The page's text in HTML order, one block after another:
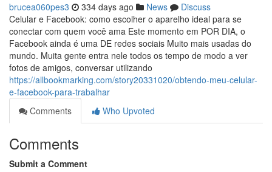
brucea060pes3 334 days ago News
Discuss
Celular e Facebook: como escolher o aparelho ideal para se
conectar com quem você ama Este momento em POR DIA, o
Facebook ainda é uma DE redes sociais Muito mais usadas do
mundo. Muita gente entra nele todos os tempo de modo a ver
fotos de amigos, conversar utilizando
https://allbookmarking.com/story20331020/obtendo-meu-celular-
e-facebook-para-trabalhar
Comments
Who Upvoted
Comments
Submit a Comment